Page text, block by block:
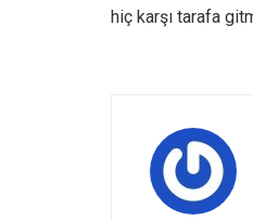
hiç karşı tarafa